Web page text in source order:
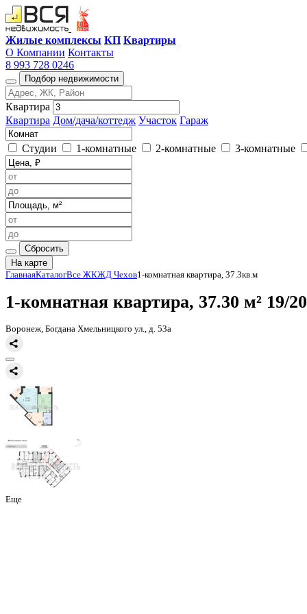
Жилые комплексы КП Квартиры
О Компании Контакты
8 993 728 0246
Подбор недвижимости
Квартира
Квартира Дом/дача/коттедж Участок Гараж
Студии 1-комнатные 2-комнатные 3-комнатные
Сбросить
На карте
Главная
1-комнатная квартира,
Воронеж, Богдана Хмельницкого ул., д. 53а